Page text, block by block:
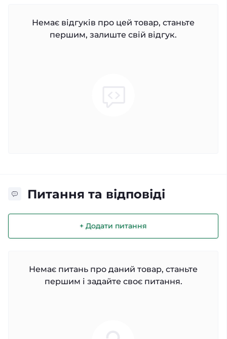
Немає відгуків про цей товар, станьте
першим, залиште свій відгук.
Питання та відповіді
+ Додати питання
Немає питань про даний товар, станьте
першим і задайте своє питання.